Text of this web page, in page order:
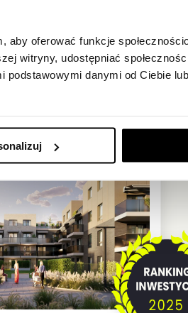
oferować funkcje
witryny, udostępniać
podstawowymi danymi od Ciebie
Bory Tucholskie -
kajakowy
aktywnie, wyruszając na
przez urokliwe Bory
Tu powstanie
Heweliusza!
Osiedle Jar to bardzo
się część Torunia. To